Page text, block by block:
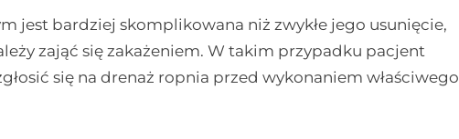
jest bardziej skomplikowana niż zwykłe jego usunięcie,
zająć się zakażeniem. W takim przypadku pacjent
się na drenaż ropnia przed wykonaniem właściwego